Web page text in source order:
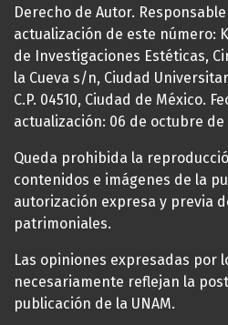
Derecho de Autor.
actualización de este número:
de Investigaciones Estéticas,
la Cueva s/n, Ciudad
C.P. 04510, Ciudad de México.
actualización: 06 de octubre de
Queda prohibida la
contenidos e imágenes de la
autorización expresa y previa
patrimoniales.
Las opiniones expresadas por
necesariamente reflejan la
publicación de la UNAM.